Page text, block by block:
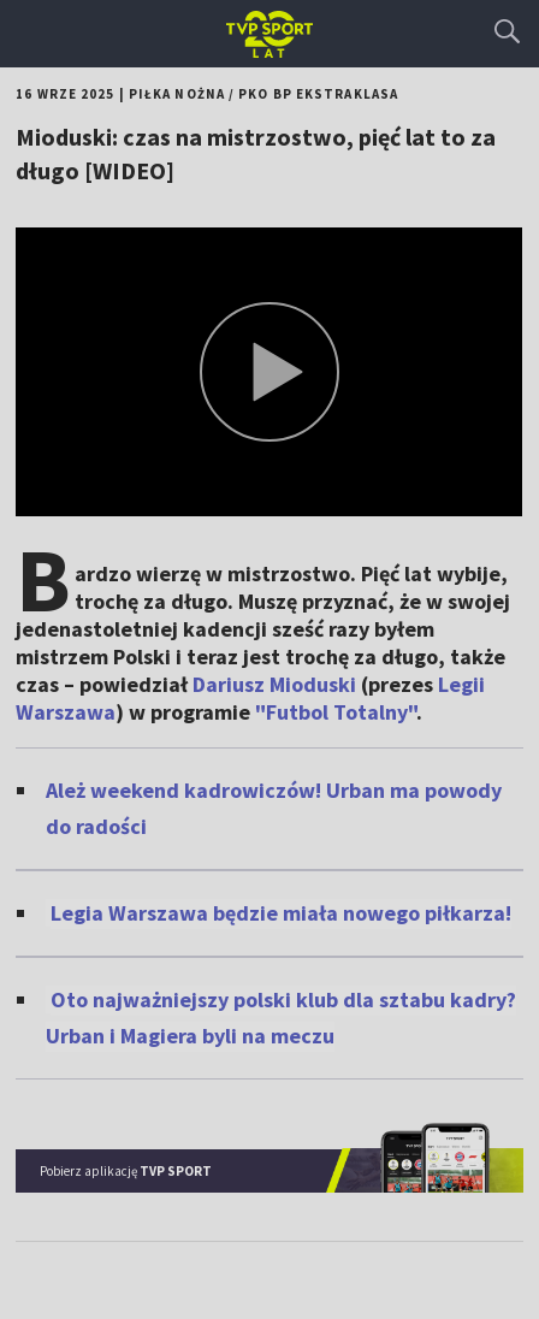
16 WRZE 2025 PIŁKA NOŻNA/ PKO BP EKSTRAKLASA
Mioduski: czas na mistrzostwo, pięć lat to za
długo [WIDEO]
B ardzo wierzę w mistrzostwo. Pięć lat wybije,
trochę za długo. Muszę przyznać, że w swojej
jedenastoletniej kadencji sześć razy byłem
mistrzem Polski i teraz jest trochę za długo, także
czas – powiedziałDariusz Mioduski (prezes Legii
Warszawa) w programie "Futbol Totalny".
Ależ weekend kadrowiczów! Urban ma powody
do radości
Legia Warszawa będzie miała nowego piłkarza!
Oto najważniejszy polski klub dla sztabu kadry?
Urban i Magiera byli na meczu
Pobierz aplikację TVP SPORT